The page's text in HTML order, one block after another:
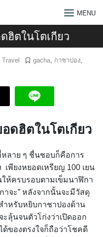
MENU
ฮิตในโตเกียว
Travel gacha, กาชาปอง,
ดฮิตในโตเกียว
ลาย ๆ ชื่นชอบก็คือการ
เพียงหยอดเหรียญ 100 เยน
ห้ครบรอบตามเข็มนาฬิกา
าจะ” หลังจากนั้นจะมีวัสดุ
ำหรับหยิบกาชาปองด้าน
ลุ้นจนตัวโก่งว่าเปิดออก
ด้ของตรงใจก็ถือว่าโชคดี